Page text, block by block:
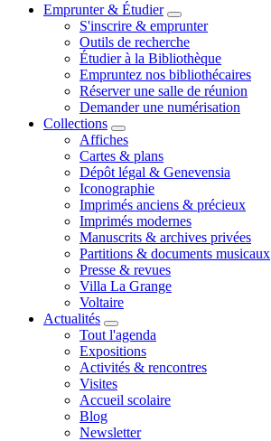
Emprunter & Étudier
S'inscrire & emprunter
Outils de recherche
Étudier à la Bibliothèque
Empruntez nos bibliothécaires
Réserver une salle de réunion
Demander une numérisation
Collections
Affiches
Cartes & plans
Dépôt légal & Genevensia
Iconographie
Imprimés anciens & précieux
Imprimés modernes
Manuscrits & archives privées
Partitions & documents musicaux
Presse & revues
Villa La Grange
Voltaire
Actualités
Tout l'agenda
Expositions
Activités & rencontres
Visites
Accueil scolaire
Blog
Newsletter